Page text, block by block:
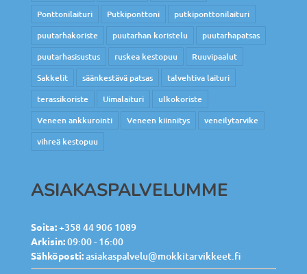
Ponttonilaituri
Putkiponttoni
putkiponttonilaituri
puutarhakoriste
puutarhan koristelu
puutarhapatsas
puutarhasisustus
ruskea kestopuu
Ruuvipaalut
Sakkelit
säänkestävä patsas
talvehtiva laituri
terassikoriste
Uimalaituri
ulkokoriste
Veneen ankkurointi
Veneen kiinnitys
veneilytarvike
vihreä kestopuu
ASIAKASPALVELUMME
Soita:+358 44 906 1089
Arkisin:09:00 - 16:00
Sähköposti:asiakaspalvelu@mokkitarvikkeet.fi